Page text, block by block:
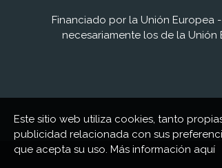
Este sitio web utiliza cookies, tanto
publicidad relacionada con sus
que acepta su uso. Más información aquí
Financiado por la Unión Europea
necesariamente los de la Unión